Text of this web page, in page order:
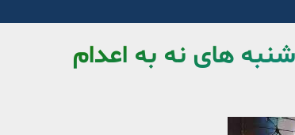
های نه به اعدام